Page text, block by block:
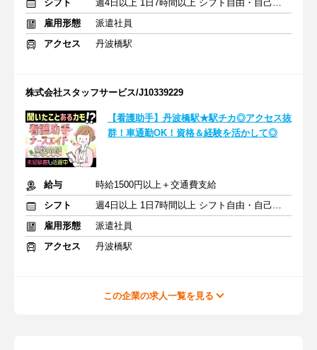
シフト
週4日以上 1日7時間以上 シフト自由・自己申告
雇用形態
派遣社員
アクセス
丹波橋駅
株式会社スタッフサービス/J10339229
【看護助手】丹波橋駅★駅チカ◎アクセス抜
群！車通勤OK！資格＆経験を活かして◎
給与
時給1500円以上＋交通費支給
シフト
週4日以上 1日7時間以上 シフト自由・自己申告
雇用形態
派遣社員
アクセス
丹波橋駅
この企業の求人一覧を見る